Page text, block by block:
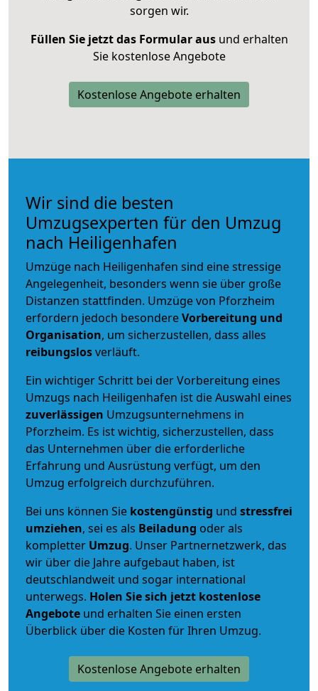
sorgen wir.
Füllen Sie jetzt das Formular ausund erhalten
Sie kostenlose Angebote
Kostenlose Angebote erhalten
Wir sind die besten
Umzugsexperten für den Umzug
nach Heiligenhafen
Umzüge nach Heiligenhafen sind eine stressige
Angelegenheit, besonders wenn sie über große
Distanzen stattfinden. Umzüge von Pforzheim
erfordern jedoch besondereVorbereitung und
Organisation, um sicherzustellen, dass alles
reibungslosverläuft.
Ein wichtiger Schritt bei der Vorbereitung eines
Umzugs nach Heiligenhafen ist die Auswahl eines
zuverlässigen Umzugsunternehmens in
Pforzheim. Es ist wichtig, sicherzustellen, dass
das Unternehmen über die erforderliche
Erfahrung und Ausrüstung verfügt, um den
Umzug erfolgreich durchzuführen.
Bei uns können Sie kostengünstig und stressfrei
umziehen, sei es als Beiladung oder als
kompletter Umzug. Unser Partnernetzwerk, das
wir über die Jahre aufgebaut haben, ist
deutschlandweit und sogar international
unterwegs. Holen Sie sich jetzt kostenlose
Angebote und erhalten Sie einen ersten
Überblick über die Kosten für Ihren Umzug.
Kostenlose Angebote erhalten